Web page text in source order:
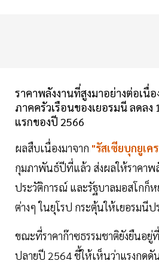
ราคาพลังงานที่สูงมาอย่างต่อเนื่
ภาคครัวเรือนของเยอรมนี ลดลง
แรกของปี 2566
ผลสืบเนื่องมาจาก "รัสเซียบุกยูเค
กุมภาพันธ์ปีที่แล้ว ส่งผลให้ราคาพ
ประวัติการณ์ และรัฐบาลมอสโกก็
ต่างๆ ในยุโรป กระตุ้นให้เยอรมนีป
ขณะที่ราคาก๊าซธรรมชาติยังยืนอยู่
ปลายปี 2564 ชี้ให้เห็นว่าแรงกด